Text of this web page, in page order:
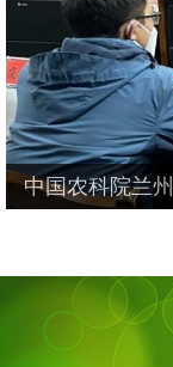
中国农科院兰